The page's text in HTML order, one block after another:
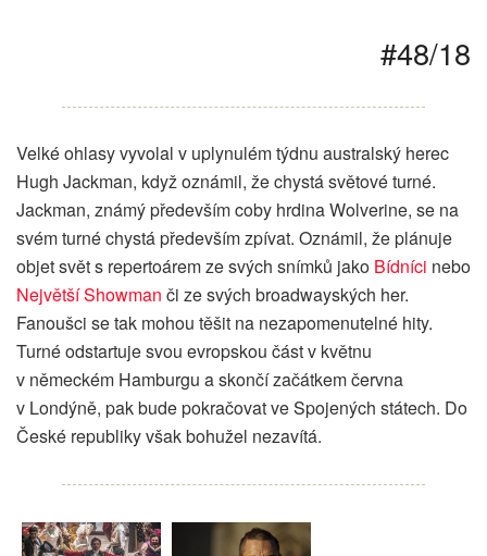
#48/18
Velké ohlasy vyvolal v uplynulém týdnu australský herec
Hugh Jackman, když oznámil, že chystá světové turné.
Jackman, známý především coby hrdina Wolverine, se na
svém turné chystá především zpívat. Oznámil, že plánuje
objet svět s repertoárem ze svých snímků jako Bídníci nebo
Největší Showman či ze svých broadwayských her.
Fanoušci se tak mohou těšit na nezapomenutelné hity.
Turné odstartuje svou evropskou část v květnu
v německém Hamburgu a skončí začátkem června
v Londýně, pak bude pokračovat ve Spojených státech. Do
České republiky však bohužel nezavítá.